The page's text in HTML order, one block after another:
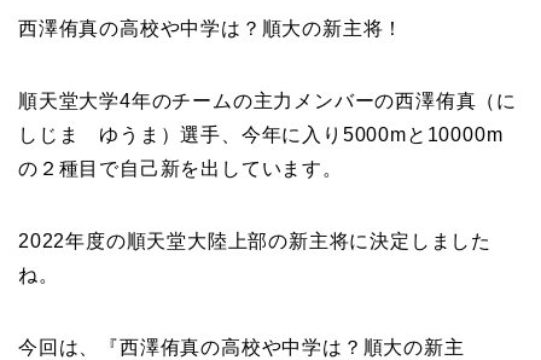
西澤侑真の高校や中学は？順大の新主将！
順天堂大学4年のチームの主力メンバーの西澤侑真（に
しじま ゆうま）選手、今年に入り5000mと10000m
の２種目で自己新を出しています。
2022年度の順天堂大陸上部の新主将に決定しました
ね。
今回は、『西澤侑真の高校や中学は？順大の新主